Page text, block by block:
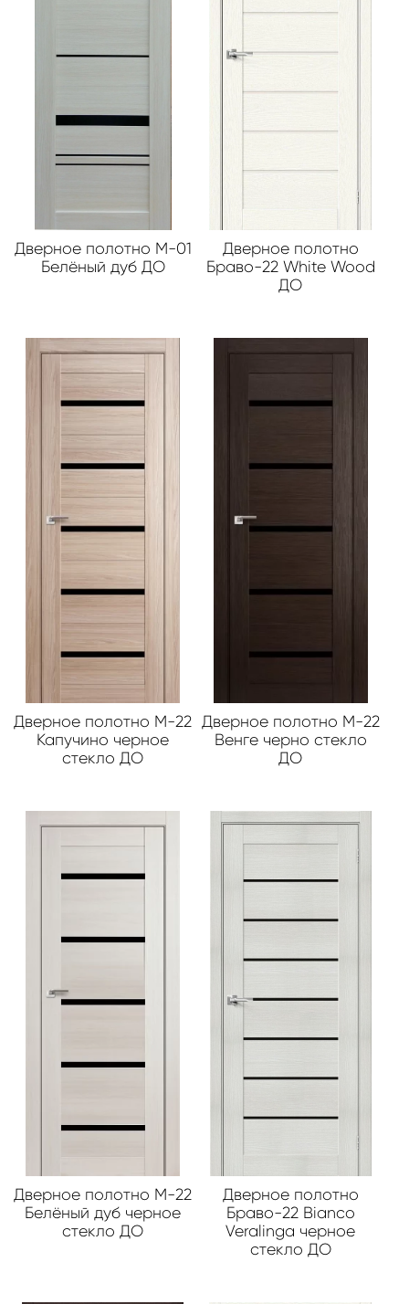
Дверное полотно М-01
Белёный дуб ДО
Дверное полотно
Браво-22 White Wood
ДО
Дверное полотно М-22
Капучино черное
стекло ДО
Дверное полотно М-22
Венге черно стекло
ДО
Дверное полотно М-22
Белёный дуб черное
стекло ДО
Дверное полотно
Браво-22 Bianco
Veralinga черное
стекло ДО